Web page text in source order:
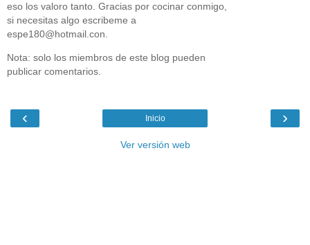
eso los valoro tanto. Gracias por cocinar conmigo,
si necesitas algo escribeme a
espe180@hotmail.con.
Nota: solo los miembros de este blog pueden
publicar comentarios.
‹ ›
Inicio
Ver versión web